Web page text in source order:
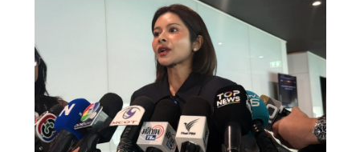
คืบหน้า "การศึกษาการปฏิรูปการจัดซื้อจัดจ้างภาครัฐ" ว่า คณะ
อนุกรรมาธิการชุดนี้ประกอบด้วยตัวแทน สส.